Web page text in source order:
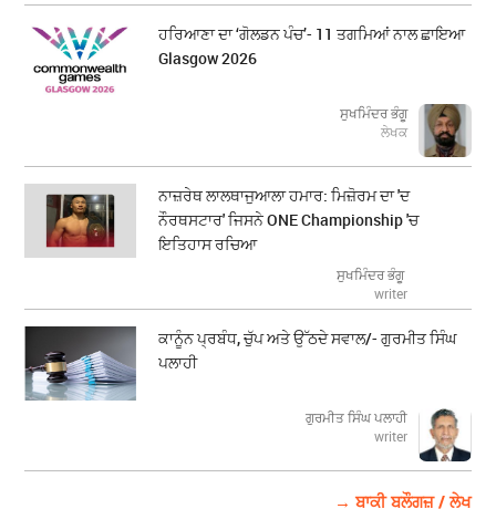
ਹਰਿਆਣਾ ਦਾ ‘ਗੋਲਡਨ ਪੰਚ’- 11 ਤਗਮਿਆਂ ਨਾਲ ਛਾਇਆ
Glasgow 2026
ਸੁਖਮਿੰਦਰ ਭੰਗੂ
ਲੇਖਕ
ਨਾਜ਼ਰੇਥ ਲਾਲਥਾਜੁਆਲਾ ਹਮਾਰ: ਮਿਜ਼ੋਰਮ ਦਾ 'ਦ
ਨੌਰਥਸਟਾਰ' ਜਿਸਨੇ ONE Championship 'ਚ
ਇਤਿਹਾਸ ਰਚਿਆ
ਸੁਖਮਿੰਦਰ ਭੰਗੂ
writer
ਕਾਨੂੰਨ ਪ੍ਰਬੰਧ, ਚੁੱਪ ਅਤੇ ਉੱਠਦੇ ਸਵਾਲ/- ਗੁਰਮੀਤ ਸਿੰਘ
ਪਲਾਹੀ
ਗੁਰਮੀਤ ਸਿੰਘ ਪਲਾਹੀ
writer
→ ਬਾਕੀ ਬਲੌਗਜ਼ / ਲੇਖ